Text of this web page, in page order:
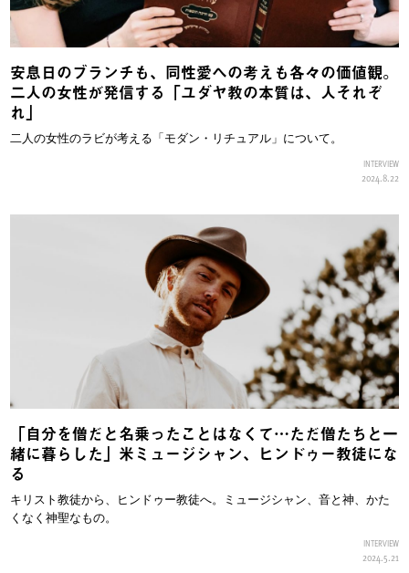
安息日のブランチも、同性愛への考えも各々の価値観。
二人の女性が発信する「ユダヤ教の本質は、人それぞ
れ」
二人の女性のラビが考える「モダン・リチュアル」について。
INTERVIEW
2024.8.22
「自分を僧だと名乗ったことはなくて…ただ僧たちと一
緒に暮らした」米ミュージシャン、ヒンドゥー教徒にな
る
キリスト教徒から、ヒンドゥー教徒へ。ミュージシャン、音と神、かた
くなく神聖なもの。
INTERVIEW
2024.5.21